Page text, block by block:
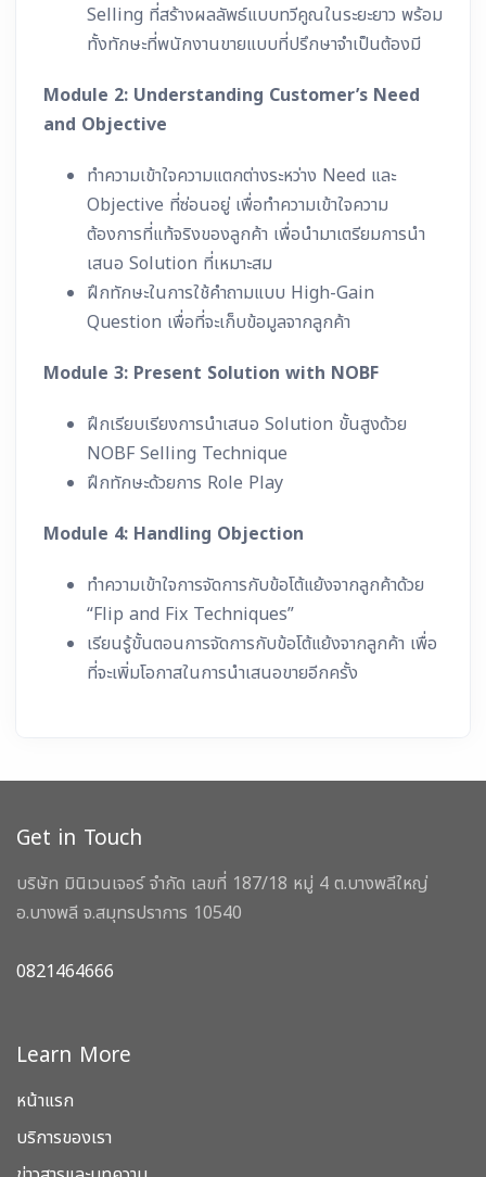
Selling ที่สร้างผลลัพธ์แบบทวีคูณในระยะยาว พร้อม
ทั้งทักษะที่พนักงานขายแบบที่ปรึกษาจำเป็นต้องมี
Module 2: Understanding Customer’s Need
and Objective
ทำความเข้าใจความแตกต่างระหว่าง Need และ
Objective ที่ซ่อนอยู่ เพื่อทำความเข้าใจความ
ต้องการที่แท้จริงของลูกค้า เพื่อนำมาเตรียมการนำ
เสนอ Solution ที่เหมาะสม
ฝึกทักษะในการใช้คำถามแบบ High-Gain
Question เพื่อที่จะเก็บข้อมูลจากลูกค้า
Module 3: Present Solution with NOBF
ฝึกเรียบเรียงการนำเสนอ Solution ขั้นสูงด้วย
NOBF Selling Technique
ฝึกทักษะด้วยการ Role Play
Module 4: Handling Objection
ทำความเข้าใจการจัดการกับข้อโต้แย้งจากลูกค้าด้วย
“Flip and Fix Techniques”
เรียนรู้ขั้นตอนการจัดการกับข้อโต้แย้งจากลูกค้า เพื่อ
ที่จะเพิ่มโอกาสในการนำเสนอขายอีกครั้ง
Get in Touch
บริษัท มินิเวนเจอร์ จำกัด เลขที่ 187/18 หมู่ 4 ต.บางพลีใหญ่
อ.บางพลี จ.สมุทรปราการ 10540
0821464666
Learn More
หน้าแรก
บริการของเรา